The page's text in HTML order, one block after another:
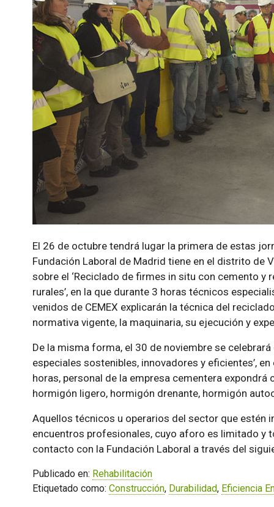
El 26 de octubre tendrá lugar la primera de estas
Fundación Laboral de Madrid tiene en el distrito de
sobre el ‘Reciclado de firmes in situ con cemento
rurales’, en la que durante 3 horas técnicos
venidos de CEMEX explicarán la técnica del
normativa vigente, la maquinaria, su ejecución y
De la misma forma, el 30 de noviembre se
especiales sostenibles, innovadores y eficientes’,
horas, personal de la empresa cementera
hormigón ligero, hormigón drenante, hormigón
Aquellos técnicos u operarios del sector que estén
encuentros profesionales, cuyo aforo es limitado y
contacto con la Fundación Laboral a través del
Publicado en: Rehabilitación
Etiquetado como: Construcción, Durabilidad, Eficiencia